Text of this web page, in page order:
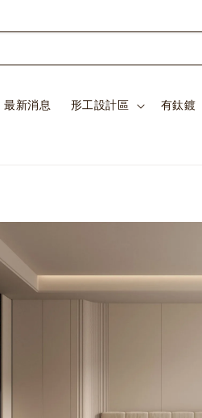
最新消息 形工設計區 有鈦鍍